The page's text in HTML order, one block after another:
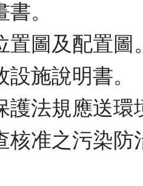
。
置圖及配置圖
施說明書。
護法規應送環
核准之污染防